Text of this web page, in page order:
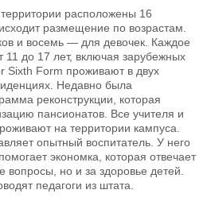
расположены 16
размещение по возрастам.
и восемь — для девочек. Каждое
11 до 17 лет, включая зарубежных
Sixth Form проживают в двух
Недавно была
реконструкции, которая
пансионатов. Все учителя и
на территории кампуса.
опытный воспитатель. У него
экономка, которая отвечает
вопросы, но и за здоровье детей.
педагоги из штата.